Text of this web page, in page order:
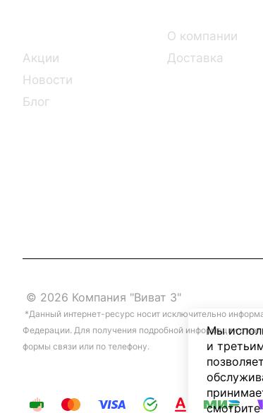
Акции
Новости
Блог
О компании
Доставка
© 2026 Компания "Виват 3"
*Данный интернет-ресурс носит исключительно
Федерации. Для получения подробной информации о
формы связи или по телефону.
Мы
и